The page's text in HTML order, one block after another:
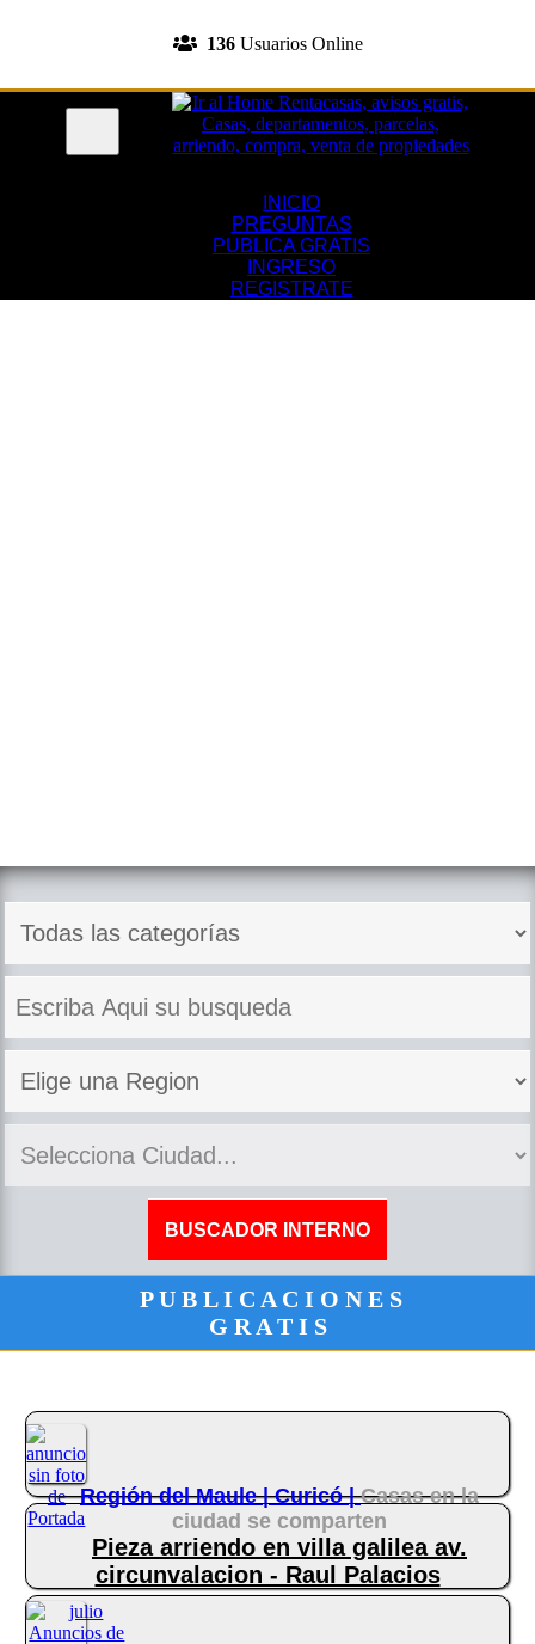
136Usuarios Online
INICIO
PREGUNTAS
PUBLICA GRATIS
INGRESO
REGISTRATE
P U B L I C A C I O N E S
G R A T I S
Región del Maule |Curicó |Casas en la
ciudad se comparten
Pieza arriendo en villa galilea av.
circunvalacion - Raul Palacios